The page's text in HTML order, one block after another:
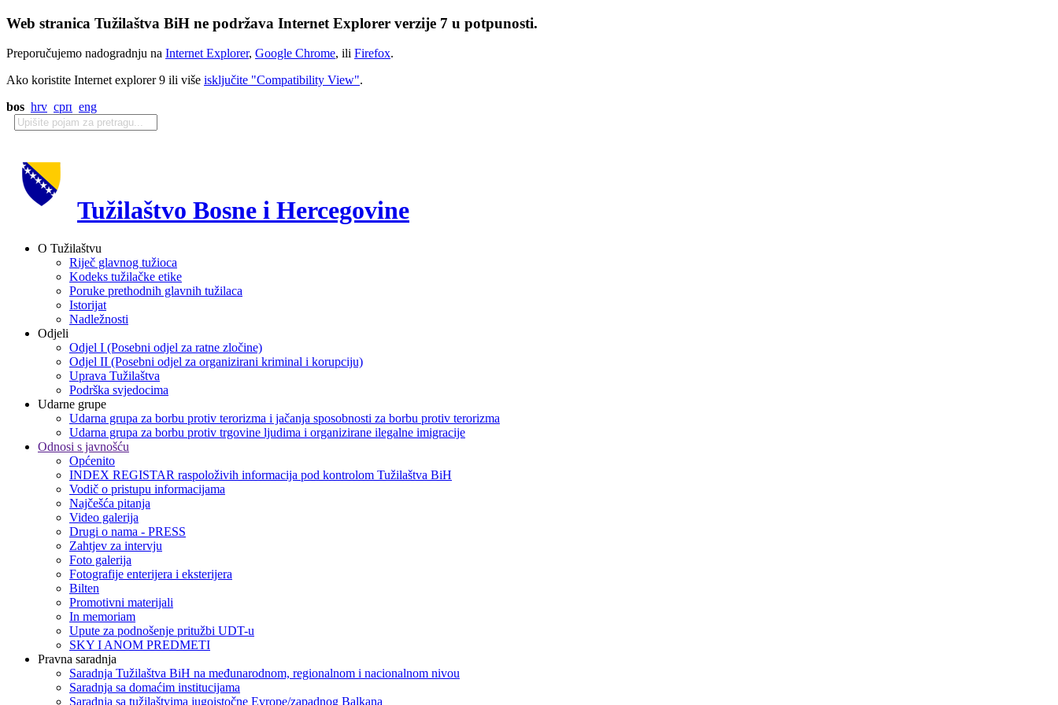
Web stranica Tužilaštva BiH ne podržava Internet Explorer verzije 7 u potpunosti.
Preporučujemo nadogradnju na Internet Explorer, Google Chrome, ili Firefox.
Ako koristite Internet explorer 9 ili više isključite "Compatibility View".
bos hrv срп eng
Tužilaštvo Bosne i Hercegovine
O Tužilaštvu
Riječ glavnog tužioca
Kodeks tužilačke etike
Poruke prethodnih glavnih tužilaca
Istorijat
Nadležnosti
Odjeli
Odjel I (Posebni odjel za ratne zločine)
Odjel II (Posebni odjel za organizirani kriminal i korupciju)
Uprava Tužilaštva
Podrška svjedocima
Udarne grupe
Udarna grupa za borbu protiv terorizma i jačanja sposobnosti za borbu protiv terorizma
Udarna grupa za borbu protiv trgovine ljudima i organizirane ilegalne imigracije
Odnosi s javnošću
Općenito
INDEX REGISTAR raspoloživih informacija pod kontrolom Tužilaštva BiH
Vodič o pristupu informacijama
Najčešća pitanja
Video galerija
Drugi o nama - PRESS
Zahtjev za intervju
Foto galerija
Fotografije enterijera i eksterijera
Bilten
Promotivni materijali
In memoriam
Upute za podnošenje pritužbi UDT-u
SKY I ANOM PREDMETI
Pravna saradnja
Saradnja Tužilaštva BiH na međunarodnom, regionalnom i nacionalnom nivou
Saradnja sa domaćim institucijama
Saradnja sa tužilaštvima jugoistočne Evrope/zapadnog Balkana